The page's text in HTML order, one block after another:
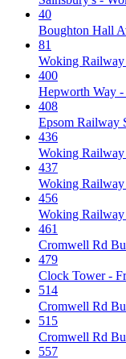
40
Boughton Hall
81
Woking
400
Hepworth Way -
408
Epsom Railway
436
Woking
437
Woking Railway
456
Woking Railway
461
Cromwell Rd
479
Clock Tower -
514
Cromwell Rd
515
Cromwell Rd
557